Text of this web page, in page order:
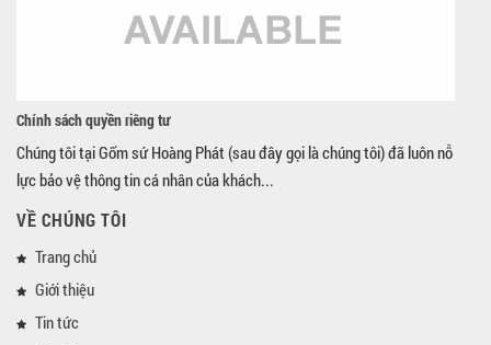
Chính sách quyền riêng tư
Chúng tôi tại Gốm sứ Hoàng Phát (sau đây gọi là chúng tôi) đã luôn nỗ
lực bảo vệ thông tin cá nhân của khách...
VỀ CHÚNG TÔI
Trang chủ
Giới thiệu
Tin tức